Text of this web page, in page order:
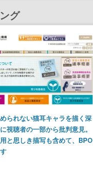
グ
められない猫耳キャラを描く深
視聴者の一部から批判意見。
と思しき描写も含めて、BPO